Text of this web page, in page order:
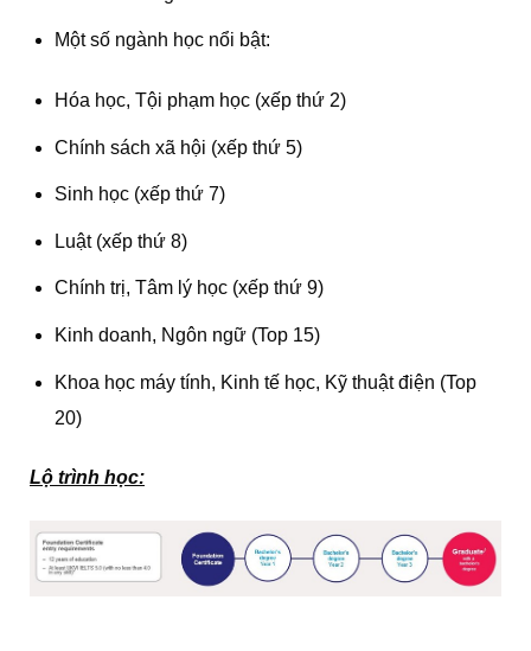
Một số ngành học nổi bật:
Hóa học, Tội phạm học (xếp thứ 2)
Chính sách xã hội (xếp thứ 5)
Sinh học (xếp thứ 7)
Luật (xếp thứ 8)
Chính trị, Tâm lý học (xếp thứ 9)
Kinh doanh, Ngôn ngữ (Top 15)
Khoa học máy tính, Kinh tế học, Kỹ thuật điện (Top
20)
Lộ trình học: